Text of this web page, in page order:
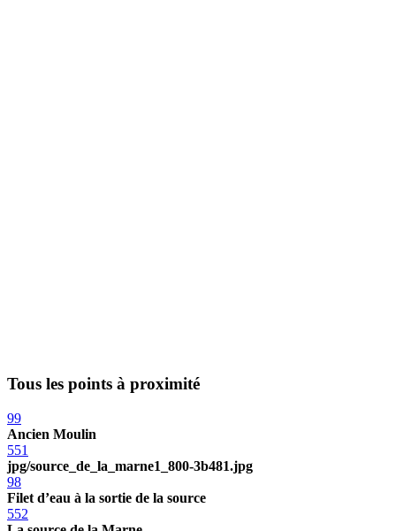
Tous les points à proximité
99
Ancien Moulin
551
jpg/source_de_la_marne1_800-3b481.jpg
98
Filet d’eau à la sortie de la source
552